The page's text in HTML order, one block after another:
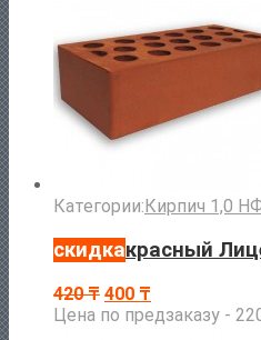
Категории: Кирпич 1,0
скидкакрасный
420₸ 400 ₸
Цена по предзаказу -